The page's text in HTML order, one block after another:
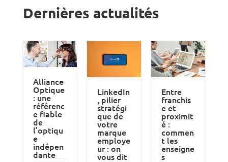
Dernières actualités
Alliance
Optique
: une
référenc
e fiable
de
l’optiqu
e
indépen
dante
LinkedIn
, pilier
stratégi
que de
votre
marque
employe
ur : on
vous dit
Entre
franchis
e et
proximit
é :
commen
t les
enseigne
s